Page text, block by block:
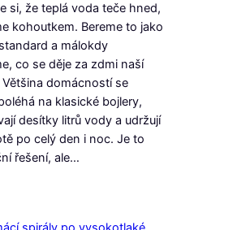
si, že teplá voda teče hned,
kohoutkem. Bereme to jako
a málokdy
co se děje za zdmi naší
domácností se
na klasické bojlery,
desítky litrů vody a udržují
po celý den i noc. Je to
řešení, ale…